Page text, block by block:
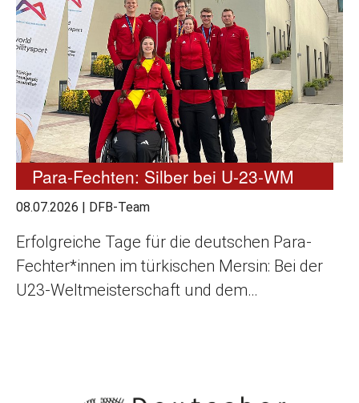
Para-Fechten: Silber bei U-23-WM
08.07.2026 DFB-Team
Erfolgreiche Tage für die deutschen Para-
Fechter*innen im türkischen Mersin: Bei der
U23-Weltmeisterschaft und dem…